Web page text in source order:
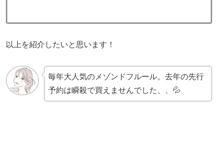
以上を紹介したいと思います！
毎年大人気のメゾンドフルール。去年の先行
予約は瞬殺で買えませんでした、、💦